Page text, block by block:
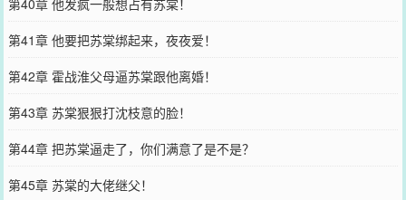
第41章 他要把苏棠绑起来，夜夜爱！
第42章 霍战淮父母逼苏棠跟他离婚！
第43章 苏棠狠狠打沈枝意的脸！
第44章 把苏棠逼走了，你们满意了是不是？
第45章 苏棠的大佬继父！